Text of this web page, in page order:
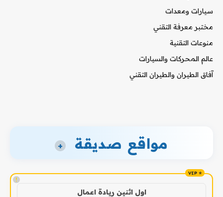
سيارات ومعدات
مختبر معرفة التقني
منوعات التقنية
عالم المحركات والسيارات
آفاق الطيران والطيران التقني
مواقع صديقة +
!
اول اثنين ريادة اعمال